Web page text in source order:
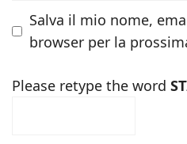
Salva il mio nome,
browser per la
Please retype the word